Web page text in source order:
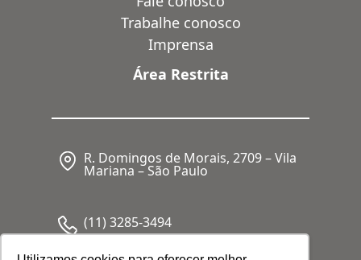
Trabalhe conosco
Imprensa
Área Restrita
R. Domingos de Morais, 2709 – Vila
Mariana – São Paulo
(11) 3285-3494